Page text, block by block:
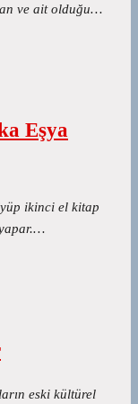
ve ait olduğu…
Eşya
ikinci el kitap
yapar.…
eski kültürel